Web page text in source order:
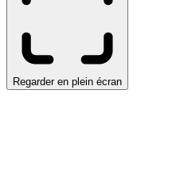
Regarder en plein écran